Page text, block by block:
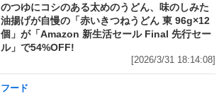
のつゆにコシのある太めのうどん、味のしみた
油揚げが自慢の「赤いきつねうどん 東 96g×12
個」が「Amazon 新生活セール Final 先行セー
ル」で54%OFF!
[2026/3/31 18:14:08]
フード